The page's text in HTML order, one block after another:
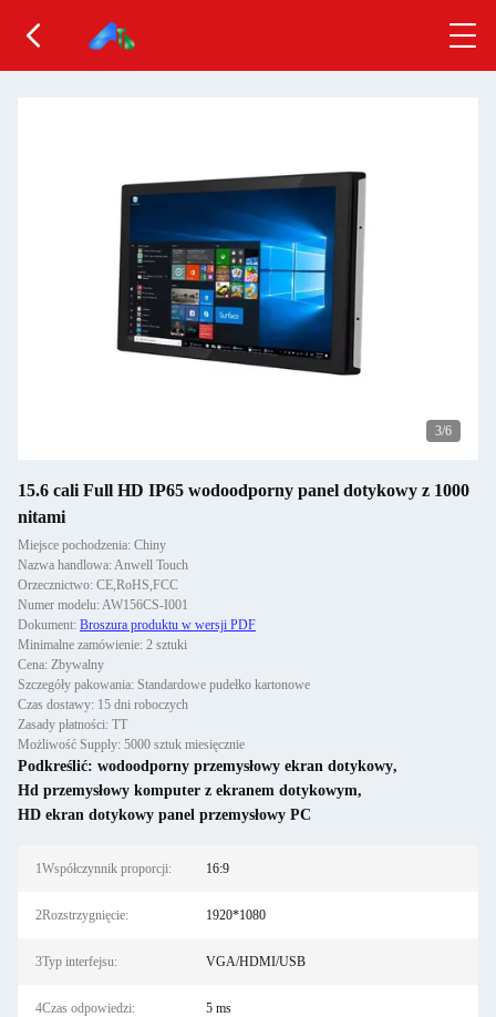
3/6
15.6 cali Full HD IP65 wodoodporny panel dotykowy z 1000
nitami
Miejsce pochodzenia: Chiny
Nazwa handlowa: Anwell Touch
Orzecznictwo: CE,RoHS,FCC
Numer modelu: AW156CS-I001
Dokument: Broszura produktu w wersji PDF
Minimalne zamówienie: 2 sztuki
Cena: Zbywalny
Szczegóły pakowania: Standardowe pudełko kartonowe
Czas dostawy: 15 dni roboczych
Zasady płatności: TT
Możliwość Supply: 5000 sztuk miesięcznie
Podkreślić: wodoodporny przemysłowy ekran dotykowy,
Hd przemysłowy komputer z ekranem dotykowym,
HD ekran dotykowy panel przemysłowy PC
1Współczynnik proporcji: 16:9
2Rozstrzygnięcie: 1920*1080
3Typ interfejsu: VGA/HDMI/USB
4Czas odpowiedzi: 5 ms